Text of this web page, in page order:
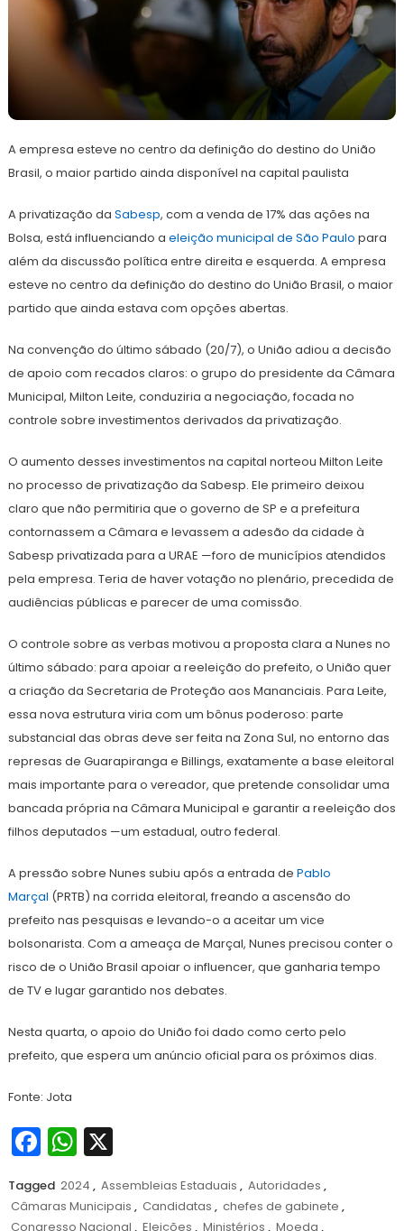
julho
de
A empresa esteve no centro da definição do destino do União
Brasil, o maior partido ainda disponível na capital paulista
A privatização da Sabesp, com a venda de 17% das ações na
Bolsa, está influenciando a eleição municipal de São Paulo para
além da discussão política entre direita e esquerda. A empresa
esteve no centro da definição do destino do União Brasil, o maior
partido que ainda estava com opções abertas.
Na convenção do último sábado (20/7), o União adiou a decisão
de apoio com recados claros: o grupo do presidente da Câmara
Municipal, Milton Leite, conduziria a negociação, focada no
controle sobre investimentos derivados da privatização.
O aumento desses investimentos na capital norteou Milton Leite
no processo de privatização da Sabesp. Ele primeiro deixou
claro que não permitiria que o governo de SP e a prefeitura
contornassem a Câmara e levassem a adesão da cidade à
Sabesp privatizada para a URAE —foro de municípios atendidos
pela empresa. Teria de haver votação no plenário, precedida de
audiências públicas e parecer de uma comissão.
O controle sobre as verbas motivou a proposta clara a Nunes no
último sábado: para apoiar a reeleição do prefeito, o União quer
a criação da Secretaria de Proteção aos Mananciais. Para Leite,
essa nova estrutura viria com um bônus poderoso: parte
substancial das obras deve ser feita na Zona Sul, no entorno das
represas de Guarapiranga e Billings, exatamente a base eleitoral
mais importante para o vereador, que pretende consolidar uma
bancada própria na Câmara Municipal e garantir a reeleição dos
filhos deputados —um estadual, outro federal.
A pressão sobre Nunes subiu após a entrada de Pablo
Marçal (PRTB) na corrida eleitoral, freando a ascensão do
prefeito nas pesquisas e levando-o a aceitar um vice
bolsonarista. Com a ameaça de Marçal, Nunes precisou conter o
risco de o União Brasil apoiar o influencer, que ganharia tempo
de TV e lugar garantido nos debates.
Nesta quarta, o apoio do União foi dado como certo pelo
prefeito, que espera um anúncio oficial para os próximos dias.
Fonte: Jota
Facebook
WhatsApp
X
Tagged 2024 , Assembleias Estaduais , Autoridades ,
Câmaras Municipais , Candidatas , chefes de gabinete ,
Congresso Nacional , Eleições , Ministérios , Moeda ,